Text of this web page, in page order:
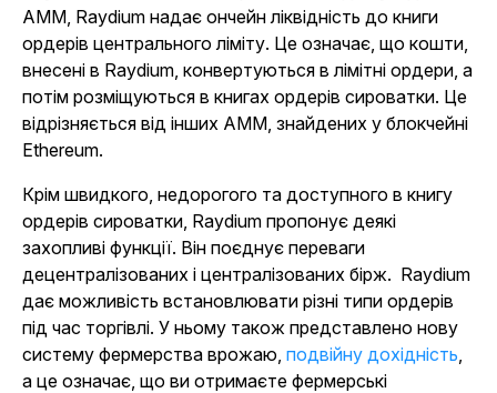
AMM, Raydium надає ончейн ліквідність до книги
ордерів центрального ліміту. Це означає, що кошти,
внесені в Raydium, конвертуються в лімітні ордери, а
потім розміщуються в книгах ордерів сироватки. Це
відрізняється від інших AMM, знайдених у блокчейні
Ethereum.
Крім швидкого, недорогого та доступного в книгу
ордерів сироватки, Raydium пропонує деякі
захопливі функції. Він поєднує переваги
децентралізованих і централізованих бірж. Raydium
дає можливість встановлювати різні типи ордерів
під час торгівлі. У ньому також представлено нову
систему фермерства врожаю, подвійну дохідність
а це означає, що ви отримаєте фермерські